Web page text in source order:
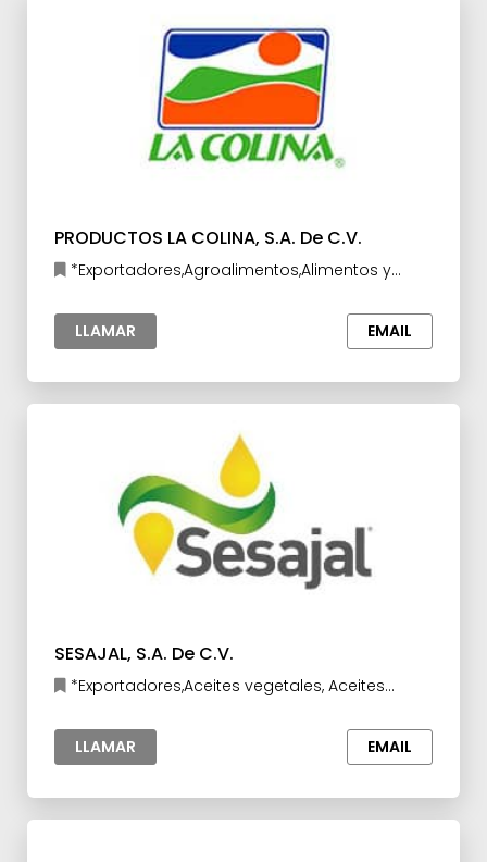
PRODUCTOS LA COLINA, S.A. De C.V.
*Exportadores,Agroalimentos,Alimentos y
LLAMAR
EMAIL
SESAJAL, S.A. De C.V.
*Exportadores,Aceites vegetales, Aceites
LLAMAR
EMAIL